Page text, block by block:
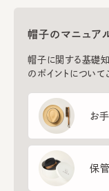
帽子のマニュア
帽子に関する基礎
のポイントについて
お
保